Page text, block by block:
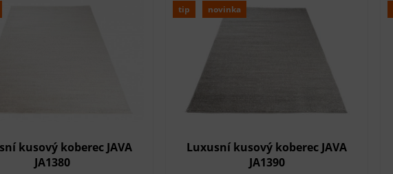
kusový koberec JAVA
JA1380
tip novinka
Luxusní kusový koberec JAVA
JA1390